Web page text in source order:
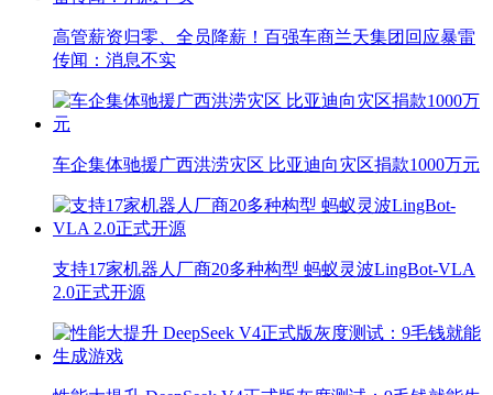
高管薪资归零、全员降薪！百强车商兰天集团回应暴雷
传闻：消息不实
车企集体驰援广西洪涝灾区 比亚迪向灾区捐款1000万元
支持17家机器人厂商20多种构型 蚂蚁灵波LingBot-VLA
2.0正式开源